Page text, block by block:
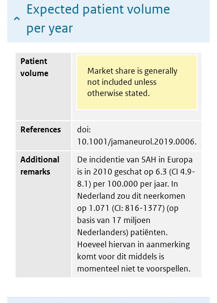
Expected patient volume
per year
Patient
volume
Market share is generally
not included unless
otherwise stated.
References
doi:
10.1001/jamaneurol.2019.0006.
Additional
remarks
De incidentie van SAH in Europa
is in 2010 geschat op 6.3 (CI 4.9-
8.1) per 100.000 per jaar. In
Nederland zou dit neerkomen
op 1.071 (CI: 816-1377) (op
basis van 17 miljoen
Nederlanders) patiënten.
Hoeveel hiervan in aanmerking
komt voor dit middels is
momenteel niet te voorspellen.